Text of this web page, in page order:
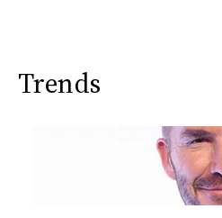
PRINCIPATO
DI
Trends